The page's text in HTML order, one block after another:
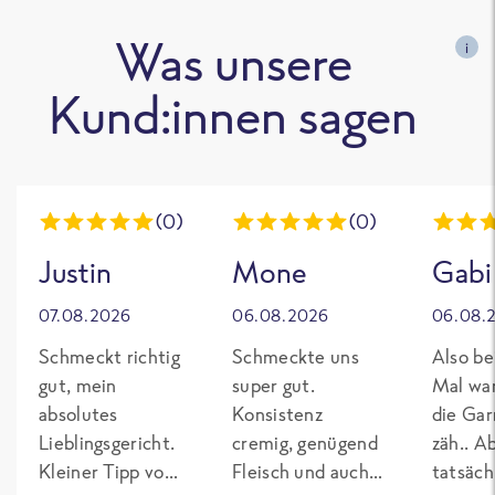
Was unsere
Kund:innen sagen
i
(0)
Justin
07.08.2026
Schmeckt richtig
gut, mein
absolutes
Lieblingsgericht.
Kleiner Tipp von
(0)
Mone
06.08.2026
Schmeckte uns
super gut.
Konsistenz
cremig, genügend
Fleisch und auch
Gabi
Also
Mal
die
zäh..